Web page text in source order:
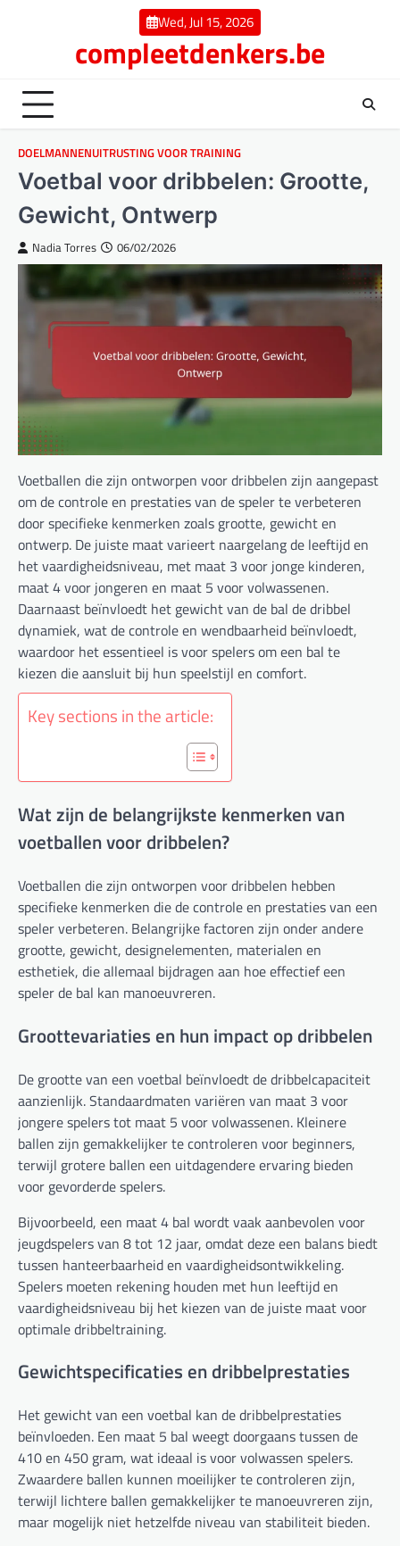
Wed, Jul 15, 2026
compleetdenkers.be
DOELMANNENUITRUSTING VOOR TRAINING
Voetbal voor dribbelen: Grootte,
Gewicht, Ontwerp
Nadia Torres 06/02/2026
Voetballen die zijn ontworpen voor dribbelen zijn aangepast
om de controle en prestaties van de speler te verbeteren
door specifieke kenmerken zoals grootte, gewicht en
ontwerp. De juiste maat varieert naargelang de leeftijd en
het vaardigheidsniveau, met maat 3 voor jonge kinderen,
maat 4 voor jongeren en maat 5 voor volwassenen.
Daarnaast beïnvloedt het gewicht van de bal de dribbel
dynamiek, wat de controle en wendbaarheid beïnvloedt,
waardoor het essentieel is voor spelers om een bal te
kiezen die aansluit bij hun speelstijl en comfort.
Key sections in the article:
Wat zijn de belangrijkste kenmerken van
voetballen voor dribbelen?
Voetballen die zijn ontworpen voor dribbelen hebben
specifieke kenmerken die de controle en prestaties van een
speler verbeteren. Belangrijke factoren zijn onder andere
grootte, gewicht, designelementen, materialen en
esthetiek, die allemaal bijdragen aan hoe effectief een
speler de bal kan manoeuvreren.
Groottevariaties en hun impact op dribbelen
De grootte van een voetbal beïnvloedt de dribbelcapaciteit
aanzienlijk. Standaardmaten variëren van maat 3 voor
jongere spelers tot maat 5 voor volwassenen. Kleinere
ballen zijn gemakkelijker te controleren voor beginners,
terwijl grotere ballen een uitdagendere ervaring bieden
voor gevorderde spelers.
Bijvoorbeeld, een maat 4 bal wordt vaak aanbevolen voor
jeugdspelers van 8 tot 12 jaar, omdat deze een balans biedt
tussen hanteerbaarheid en vaardigheidsontwikkeling.
Spelers moeten rekening houden met hun leeftijd en
vaardigheidsniveau bij het kiezen van de juiste maat voor
optimale dribbeltraining.
Gewichtspecificaties en dribbelprestaties
Het gewicht van een voetbal kan de dribbelprestaties
beïnvloeden. Een maat 5 bal weegt doorgaans tussen de
410 en 450 gram, wat ideaal is voor volwassen spelers.
Zwaardere ballen kunnen moeilijker te controleren zijn,
terwijl lichtere ballen gemakkelijker te manoeuvreren zijn,
maar mogelijk niet hetzelfde niveau van stabiliteit bieden.